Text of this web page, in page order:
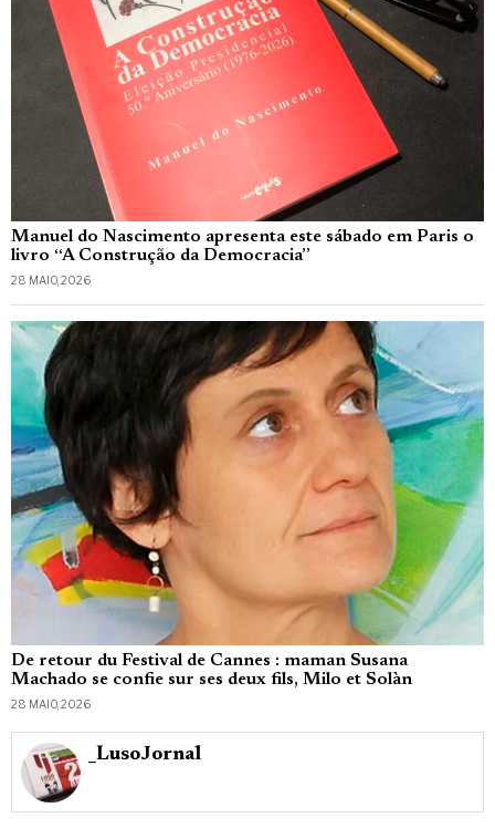
Manuel do Nascimento apresenta este sábado em Paris o
livro “A Construção da Democracia”
28 MAIO, 2026
De retour du Festival de Cannes : maman Susana
Machado se confie sur ses deux fils, Milo et Solàn
28 MAIO, 2026
_LusoJornal